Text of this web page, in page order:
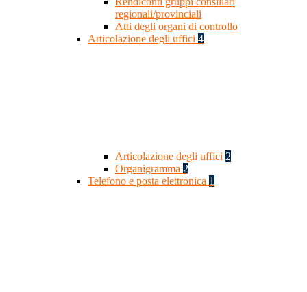
regionali/provinciali
Atti degli organi di controllo
Articolazione degli uffici 4
Articolazione degli uffici 2
Organigramma 2
Telefono e posta elettronica 1